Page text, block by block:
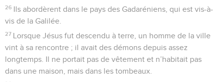
26 Ils abordèrent dans le pays des Gadaréniens, qui est vis-à-
vis de la Galilée.
27 Lorsque Jésus fut descendu à terre, un homme de la ville
vint à sa rencontre ; il avait des démons depuis assez
longtemps. Il ne portait pas de vêtement et n’habitait pas
dans une maison, mais dans les tombeaux.